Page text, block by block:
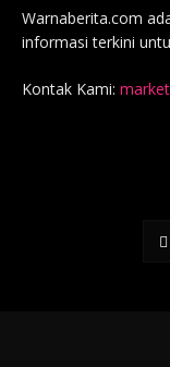
Warnaberita.com
informasi terkini
Kontak Kami: